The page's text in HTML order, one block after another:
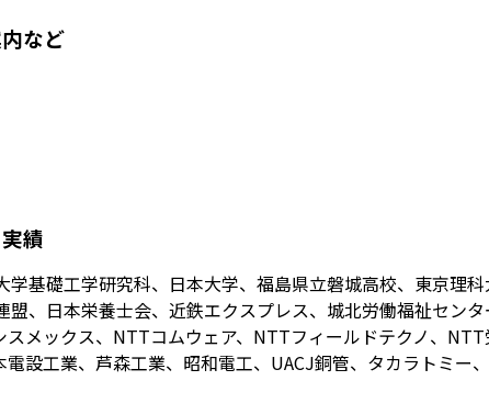
など
績
基礎工学研究科、日本大学、福島県立磐城高校、東京理科
、日本栄養士会、近鉄エクスプレス、城北労働福祉セン
メックス、NTTコムウェア、NTTフィールドテクノ、
設工業、芦森工業、昭和電工、UACJ銅管、タカラトミー